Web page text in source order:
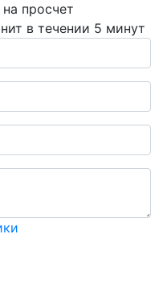
просчет
в течении 5 минут